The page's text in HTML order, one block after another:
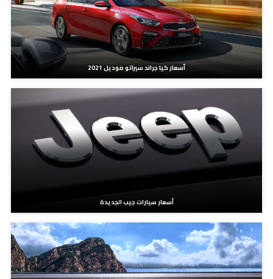
أسعار كيا جراند سيراتو موديل 2021
أسعار سيارات جيب الجديدة